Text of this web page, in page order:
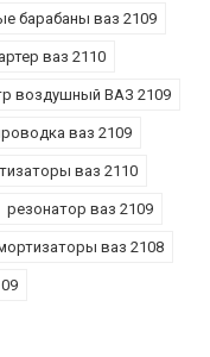
барабаны ваз 2109
ваз 2110
воздушный ВАЗ 2109
ваз 2109
ваз 2110
резонатор ваз 2109
ваз 2108